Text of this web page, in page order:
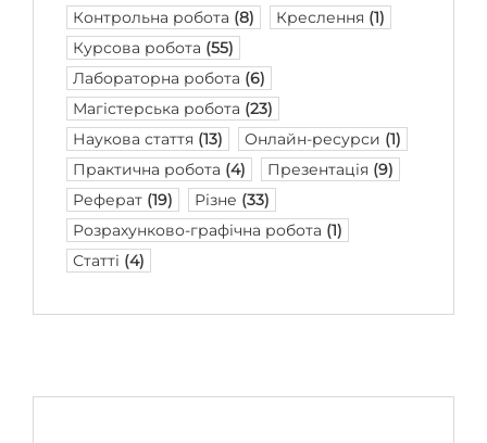
Контрольна робота (8) Креслення (1)
Курсова робота (55)
Лабораторна робота (6)
Магістерська робота (23)
Наукова стаття (13) Онлайн-ресурси (1)
Практична робота (4) Презентація (9)
Реферат (19) Різне (33)
Розрахунково-графічна робота (1)
Статті (4)